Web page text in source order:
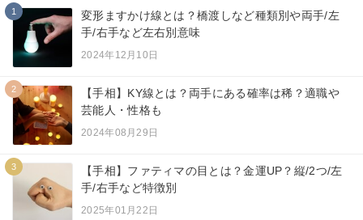
1
変形ますかけ線とは？橋渡しなど種類別や両手/左
手/右手など左右別意味
2024年12月10日
2
【手相】KY線とは？両手にある確率は稀？適職や
芸能人・性格も
2024年08月29日
3
【手相】ファティマの目とは？金運UP？縦/2つ/左
手/右手など特徴別
2025年01月22日